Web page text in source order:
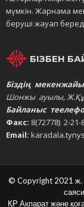
мүмкін. Жарнама
беруші жауап
БІЗБЕН
Біздің
Шонжы ауылы,
Байланыс
Факс: 8(72778) 2-21-
Email:
© Copyright 2021 ж.
ҚР Ақпарат және